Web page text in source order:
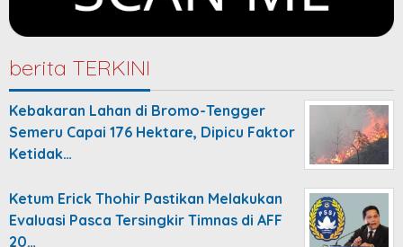
berita TERKINI
Kebakaran Lahan di Bromo-Tengger
Semeru Capai 176 Hektare, Dipicu Faktor
Ketidak…
Ketum Erick Thohir Pastikan Melakukan
Evaluasi Pasca Tersingkir Timnas di AFF
20…